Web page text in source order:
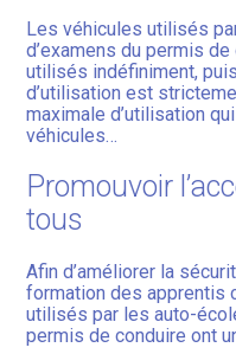
Les véhicules utilisés
d’examens du permis
utilisés indéfiniment,
d’utilisation est
maximale d’utilisation
véhicules…
Promouvoir
tous
Afin d’améliorer la
formation des apprentis
utilisés par les auto-
permis de conduire ont